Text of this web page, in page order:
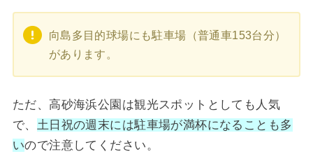
向島多目的球場にも駐車場（普通車153台分）
があります。
ただ、高砂海浜公園は観光スポットとしても人気
で、 土日祝の週末には駐車場が満杯になることも多
いので注意してください。